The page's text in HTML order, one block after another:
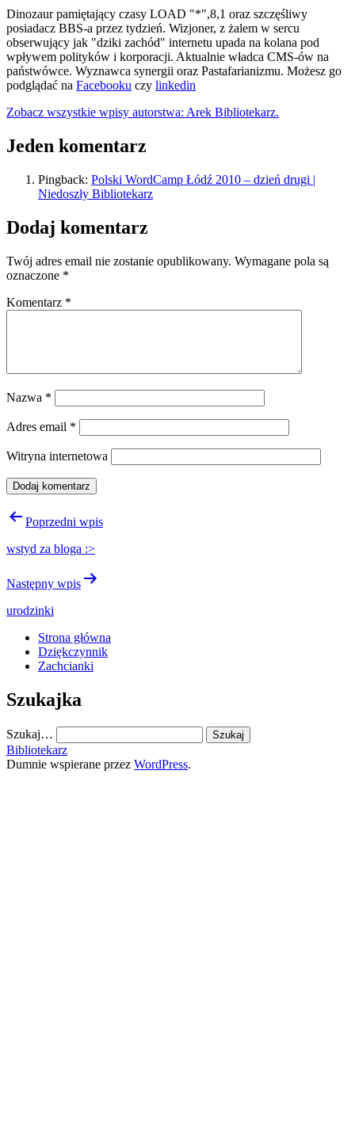
Dinozaur pamiętający czasy LOAD "*",8,1 oraz szczęśliwy
posiadacz BBS-a przez tydzień. Wizjoner, z żalem w sercu
obserwujący jak "dziki zachód" internetu upada na kolana pod
wpływem polityków i korporacji. Aktualnie władca CMS-ów na
państwówce. Wyznawca synergii oraz Pastafarianizmu. Możesz go
podglądać na Facebooku czy linkedin
Zobacz wszystkie wpisy autorstwa: Arek Bibliotekarz.
Jeden komentarz
Pingback: Polski WordCamp Łódź 2010 – dzień drugi |
Niedoszły Bibliotekarz
Dodaj komentarz
Twój adres email nie zostanie opublikowany. Wymagane pola są
oznaczone *
Komentarz *
Nazwa *
Adres email *
Witryna internetowa
Nawigacja
Poprzedni wpis
wstyd za bloga :>
Następny wpis
urodzinki
Strona główna
Dziękczynnik
Zachcianki
Szukajka
Szukaj…
Bibliotekarz
Dumnie wspierane przez WordPress.